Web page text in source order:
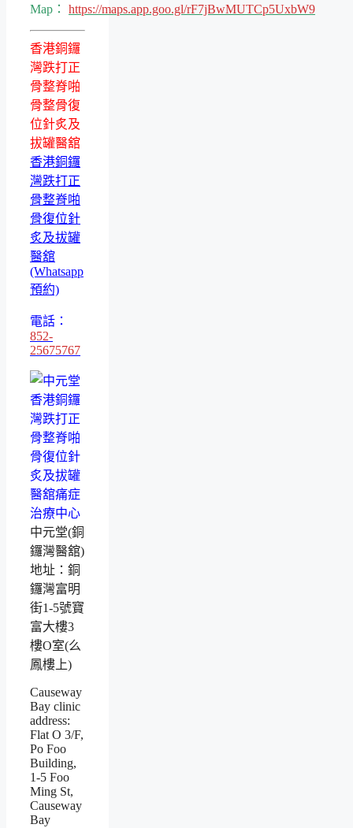
Map： https://maps.app.goo.gl/rF7jBwMUTCp5UxbW9
香港銅鑼
灣跌打正
骨整脊啪
骨整骨復
位針炙及
拔罐醫舘
香港銅鑼
灣跌打正
骨整脊啪
骨復位針
炙及拔罐
醫舘
(Whatsapp
預約)
電話：
852-
25675767
中元堂(銅
鑼灣醫舘)
地址：銅
鑼灣富明
街1-5號寶
富大樓3
樓O室(么
鳳樓上)
Causeway
Bay clinic
address:
Flat O 3/F,
Po Foo
Building,
1-5 Foo
Ming St,
Causeway
Bay